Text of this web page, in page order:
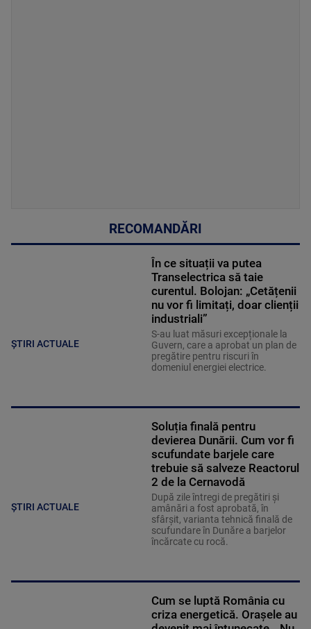
RECOMANDĂRI
ȘTIRI ACTUALE
În ce situații va putea
Transelectrica să taie
curentul. Bolojan: „Cetățenii
nu vor fi limitați, doar clienții
industriali”
S-au luat măsuri excepționale la
Guvern, care a aprobat un plan de
pregătire pentru riscuri în
domeniul energiei electrice.
ȘTIRI ACTUALE
Soluția finală pentru
devierea Dunării. Cum vor fi
scufundate barjele care
trebuie să salveze Reactorul
2 de la Cernavodă
După zile întregi de pregătiri și
amânări a fost aprobată, în
sfârșit, varianta tehnică finală de
scufundare în Dunăre a barjelor
încărcate cu rocă.
Cum se luptă România cu
criza energetică. Orașele au